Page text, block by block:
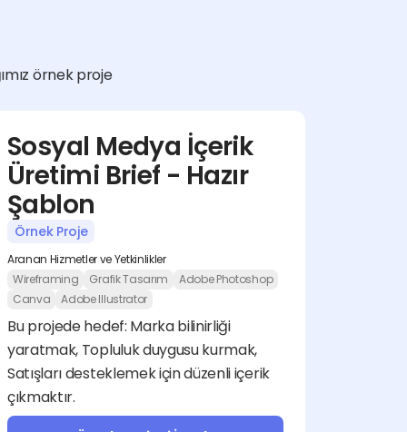
örnek proje
Sosyal Medya İçerik
Üretimi Brief - Hazır
Şablon
Örnek Proje
Aranan Hizmetler ve Yetkinlikler
Wireframing
Grafik Tasarım
Adobe Photoshop
Canva
Adobe Illustrator
Bu projede hedef: Marka bilinirliği
yaratmak, Topluluk duygusu kurmak,
Satışları desteklemek için düzenli içerik
çıkmaktır.